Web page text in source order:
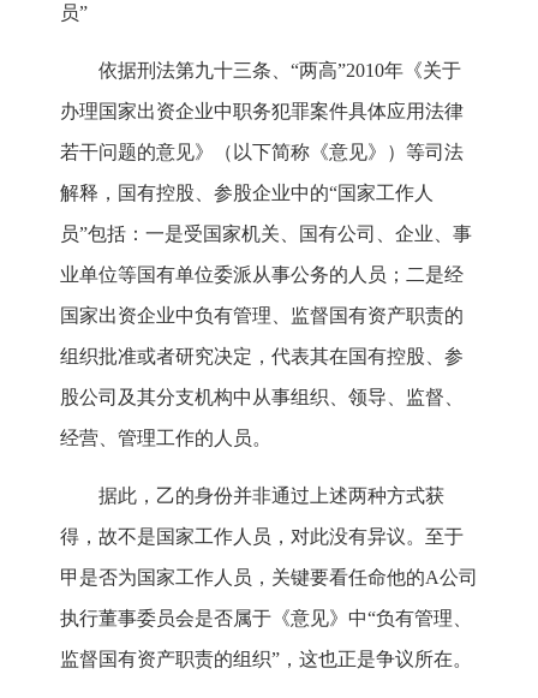
员”
依据刑法第九十三条、“两高”2010年《关于
办理国家出资企业中职务犯罪案件具体应用法律
若干问题的意见》（以下简称《意见》）等司法
解释，国有控股、参股企业中的“国家工作人
员”包括：一是受国家机关、国有公司、企业、事
业单位等国有单位委派从事公务的人员；二是经
国家出资企业中负有管理、监督国有资产职责的
组织批准或者研究决定，代表其在国有控股、参
股公司及其分支机构中从事组织、领导、监督、
经营、管理工作的人员。
据此，乙的身份并非通过上述两种方式获
得，故不是国家工作人员，对此没有异议。至于
甲是否为国家工作人员，关键要看任命他的A公司
执行董事委员会是否属于《意见》中“负有管理、
监督国有资产职责的组织”，这也正是争议所在。